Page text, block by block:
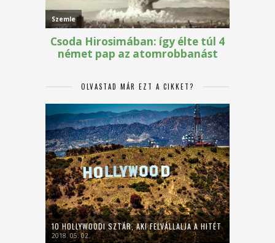
OLVASTAD MÁR EZT A CIKKET?
10 HOLLYWOODI SZTÁR, AKI FELVÁLLALJA A HITÉT
2018. 05. 02.